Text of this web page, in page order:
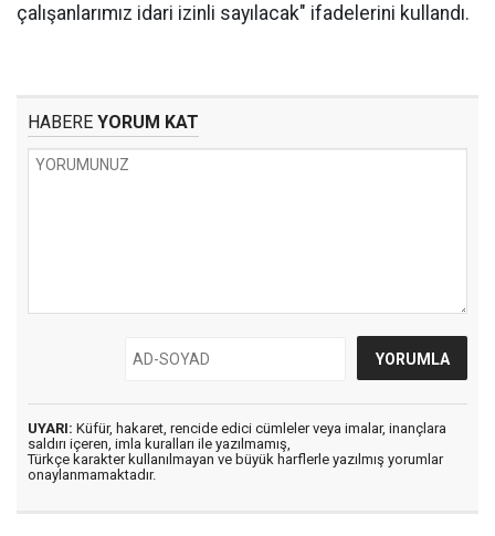
çalışanlarımız idari izinli sayılacak" ifadelerini kullandı.
HABERE YORUM KAT
UYARI: Küfür, hakaret, rencide edici cümleler veya imalar, inançlara
saldırı içeren, imla kuralları ile yazılmamış,
Türkçe karakter kullanılmayan ve büyük harflerle yazılmış yorumlar
onaylanmamaktadır.